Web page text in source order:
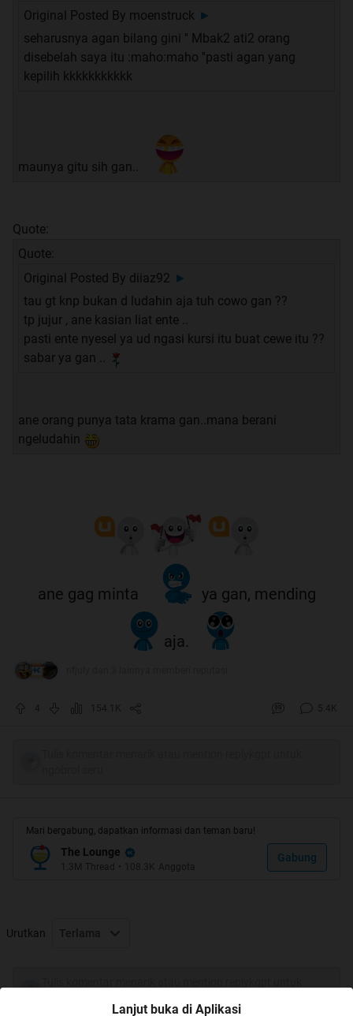
Original Posted By moenstruck ►
seharusnya agan bilang gini '' Mbak2 ati2 orang
disebelah saya itu :maho:maho ''pasti agan yang
kepilih kkkkkkkkkkk
maunya gitu sih gan..
Quote:
Quote:
Original Posted By diiaz92 ►
tau gt knp bukan d ludahin aja tuh cowo gan ??
tp jujur , ane kasian liat ente ..
pasti ente nyesel ya ud ngasi kursi itu buat cewe itu ??
sabar ya gan ..
ane orang punya tata krama gan..mana berani
ngeludahin
ane gag minta ya gan, mending
aja.
4 154.1K 5.4K
Mari bergabung, dapatkan informasi dan teman baru!
The Lounge
1.3M Thread • 108.3K Anggota
Gabung
Urutkan Terlama
Lanjut buka di Aplikasi